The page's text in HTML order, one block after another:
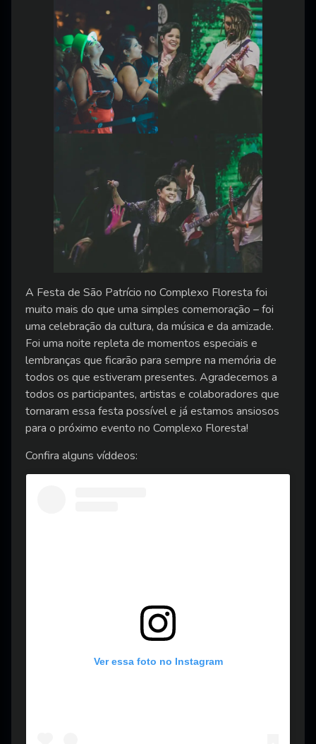
A Festa de São Patrício no Complexo Floresta foi
muito mais do que uma simples comemoração – foi
uma celebração da cultura, da música e da amizade.
Foi uma noite repleta de momentos especiais e
lembranças que ficarão para sempre na memória de
todos os que estiveram presentes. Agradecemos a
todos os participantes, artistas e colaboradores que
tornaram essa festa possível e já estamos ansiosos
para o próximo evento no Complexo Floresta!
Confira alguns víddeos:
Ver essa foto no Instagram